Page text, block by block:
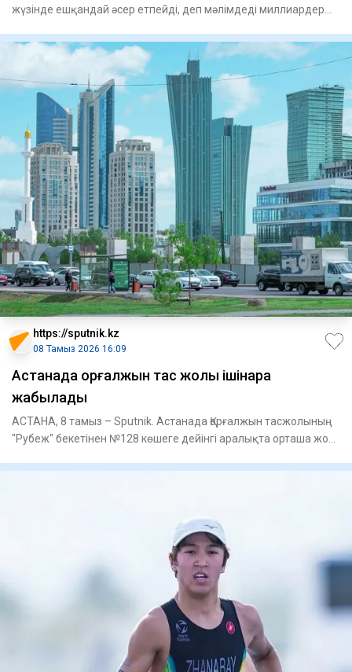
жүзінде ешқандай әсер етпейді, деп мәлімдеді миллиардер
https://sputnik.kz
08 Тамыз 2026 16:09
Астанада Қорғалжын тас жолы ішінара
жабылады
АСТАНА, 8 тамыз – Sputnik. Астанада Қорғалжын тасжолының
"Рубеж" бекетінен №128 көшеге дейінгі аралықта орташа жол